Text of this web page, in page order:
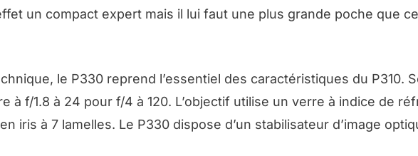
un compact expert mais il lui faut une plus grande poche que
le P330 reprend l’essentiel des caractéristiques du P310.
à f/1.8 à 24 pour f/4 à 120. L’objectif utilise un verre à indice de
iris à 7 lamelles. Le P330 dispose d’un stabilisateur d’image